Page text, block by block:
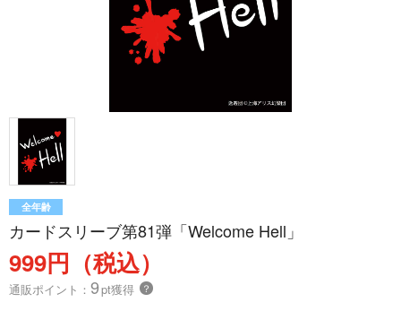
全年齢
カードスリーブ第81弾「Welcome Hell」
999円（税込）
通販ポイント： 9pt獲得 ？